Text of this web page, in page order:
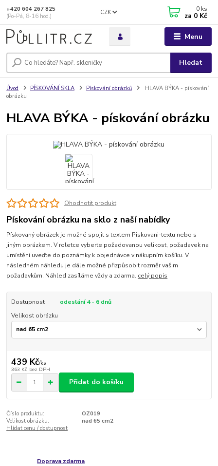
Menu
CZK
Hledat
+420 604 267 825
(Po-Pá, 8-16 hod.)
0 ks
za 0 Kč
Úvod PÍSKOVÁNÍ SKLA Pískování obrázků
HLAVA BÝKA - pískování
obrázku
HLAVA BÝKA - pískování obrázku
Ohodnotit produkt
Pískování obrázku na sklo z naší nabídky
Pískovaný obrázek je možné spojit s textem Piskovani-textu nebo s
jiným obrázkem. V roletce vyberte požadovanou velikost, požadavek na
umístění uveďte do poznámky k objednávce v nákupním košíku. V
následném náhledu je dále možné přizpůsobit rozměr vašim
požadavkům. Náhled zasíláme vždy a zdarma. celý popis
Dostupnost
odeslání 4 - 6 dnů
Velikost obrázku
439 Kč/ks
363 Kč bez DPH
Přidat do košíku
Číslo produktu:
OZ019
Velikost obrázku:
nad 65 cm2
Hlídat cenu / dostupnost
Doprava zdarma